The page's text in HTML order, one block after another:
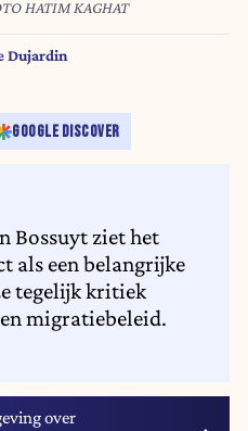
HATIM KAGHAT
Dujardin
GOOGLE DISCOVER
Bossuyt ziet het
als een belangrijke
tegelijk kritiek
migratiebeleid.
over